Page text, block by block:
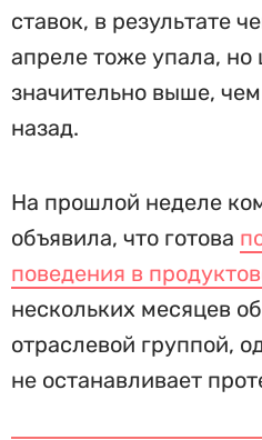
ставок, в результате
апреле тоже упала,
значительно выше,
назад.
На прошлой неделе
объявила, что готова
поведения в
нескольких месяцев
отраслевой группой,
не останавливает